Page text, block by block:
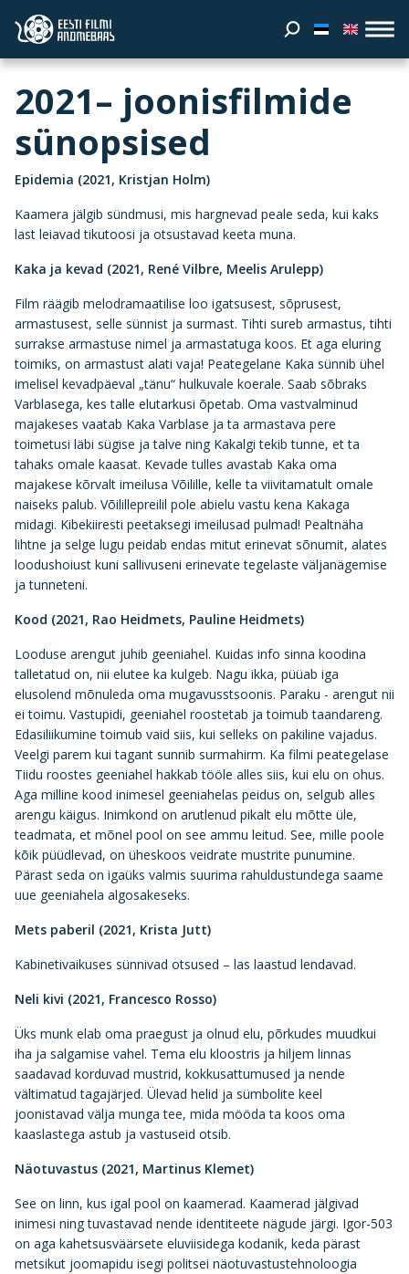
2021– joonisfilmide
sünopsised
Epidemia (2021, Kristjan Holm)
Kaamera jälgib sündmusi, mis hargnevad peale seda, kui kaks
last leiavad tikutoosi ja otsustavad keeta muna.
Kaka ja kevad (2021, René Vilbre, Meelis Arulepp)
Film räägib melodramaatilise loo igatsusest, sõprusest,
armastusest, selle sünnist ja surmast. Tihti sureb armastus, tihti
surrakse armastuse nimel ja armastatuga koos. Et aga eluring
toimiks, on armastust alati vaja! Peategelane Kaka sünnib ühel
imelisel kevadpäeval „tänu“ hulkuvale koerale. Saab sõbraks
Varblasega, kes talle elutarkusi õpetab. Oma vastvalminud
majakeses vaatab Kaka Varblase ja ta armastava pere
toimetusi läbi sügise ja talve ning Kakalgi tekib tunne, et ta
tahaks omale kaasat. Kevade tulles avastab Kaka oma
majakese kõrvalt imeilusa Võilille, kelle ta viivitamatult omale
naiseks palub. Võilillepreilil pole abielu vastu kena Kakaga
midagi. Kibekiiresti peetaksegi imeilusad pulmad! Pealtnäha
lihtne ja selge lugu peidab endas mitut erinevat sõnumit, alates
loodushoiust kuni sallivuseni erinevate tegelaste väljanägemise
ja tunneteni.
Kood (2021, Rao Heidmets, Pauline Heidmets)
Looduse arengut juhib geeniahel. Kuidas info sinna koodina
talletatud on, nii elutee ka kulgeb. Nagu ikka, püüab iga
elusolend mõnuleda oma mugavusstsoonis. Paraku - arengut nii
ei toimu. Vastupidi, geeniahel roostetab ja toimub taandareng.
Edasiliikumine toimub vaid siis, kui selleks on pakiline vajadus.
Veelgi parem kui tagant sunnib surmahirm. Ka filmi peategelase
Tiidu roostes geeniahel hakkab tööle alles siis, kui elu on ohus.
Aga milline kood inimesel geeniahelas peidus on, selgub alles
arengu käigus. Inimkond on arutlenud pikalt elu mõtte üle,
teadmata, et mõnel pool on see ammu leitud. See, mille poole
kõik püüdlevad, on üheskoos veidrate mustrite punumine.
Pärast seda on igaüks valmis suurima rahuldustundega saame
uue geeniahela algosakeseks.
Mets paberil (2021, Krista Jutt)
Kabinetivaikuses sünnivad otsused – las laastud lendavad.
Neli kivi (2021, Francesco Rosso)
Üks munk elab oma praegust ja olnud elu, põrkudes muudkui
iha ja salgamise vahel. Tema elu kloostris ja hiljem linnas
saadavad korduvad mustrid, kokkusattumused ja nende
vältimatud tagajärjed. Ülevad helid ja sümbolite keel
joonistavad välja munga tee, mida mööda ta koos oma
kaaslastega astub ja vastuseid otsib.
Näotuvastus (2021, Martinus Klemet)
See on linn, kus igal pool on kaamerad. Kaamerad jälgivad
inimesi ning tuvastavad nende identiteete nägude järgi. Igor-503
on aga kahetsusväärsete eluviisidega kodanik, keda pärast
metsikut joomapidu isegi politsei näotuvastustehnoloogia